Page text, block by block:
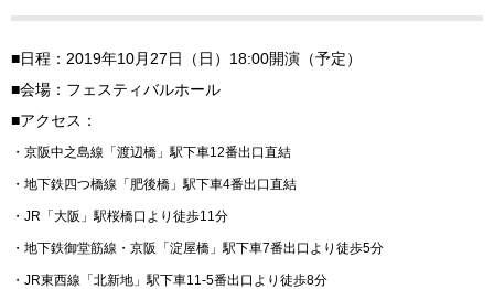
■日程：2019年10月27日（日）18:00開演（予定）
■会場：フェスティバルホール
■アクセス：
・京阪中之島線「渡辺橋」駅下車12番出口直結
・地下鉄四つ橋線「肥後橋」駅下車4番出口直結
・JR「大阪」駅桜橋口より徒歩11分
・地下鉄御堂筋線・京阪「淀屋橋」駅下車7番出口より徒歩5分
・JR東西線「北新地」駅下車11-5番出口より徒歩8分